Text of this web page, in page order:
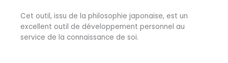
Cet outil, issu de la philosophie japonaise, est un
excellent outil de développement personnel au
service de la connaissance de soi.